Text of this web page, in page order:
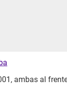
ambas al